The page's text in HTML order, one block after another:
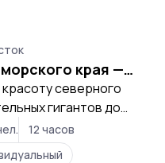
Поездка на север Приморского края — из Владивостока
северного
гигантов до
называют
12 часов